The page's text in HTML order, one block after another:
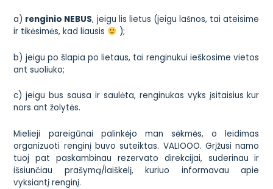
a) renginio NEBUS, jeigu lis lietus (jeigu lašnos, tai ateisime
ir tikėsimės, kad liausis
);
b) jeigu po šlapia po lietaus, tai renginukui ieškosime vietos
ant suoliuko;
c) jeigu bus sausa ir saulėta, renginukas vyks įsitaisius kur
nors ant žolytės.
Mielieji pareigūnai palinkėjo man sėkmės, o leidimas
organizuoti renginį buvo suteiktas. VALIOOO. Grįžusi namo
tuoj pat paskambinau rezervato direkcijai, suderinau ir
išsiunčiau prašymą/laiškelį, kuriuo informavau apie
vyksiantį renginį.